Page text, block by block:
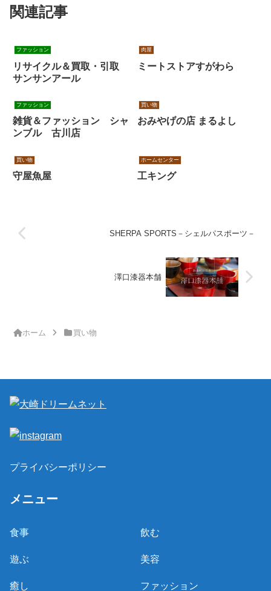
関連記事
ファッション
リサイクル＆買取・引取
サンサンアール
肉屋
ミートストアすがわら
ファッション
雑貨＆ファッション シャ
ンブル 古川店
買い物
おみやげの店 まるよし
買い物
守屋魚屋
ホームセンター
工キング
SHERPA SPORTS－シェルパスポーツ－
澤口漆器本舗
ホーム 買い物
プライバシーポリシー
メニュー
食事 飲む
遊ぶ 美容
癒し ファッション